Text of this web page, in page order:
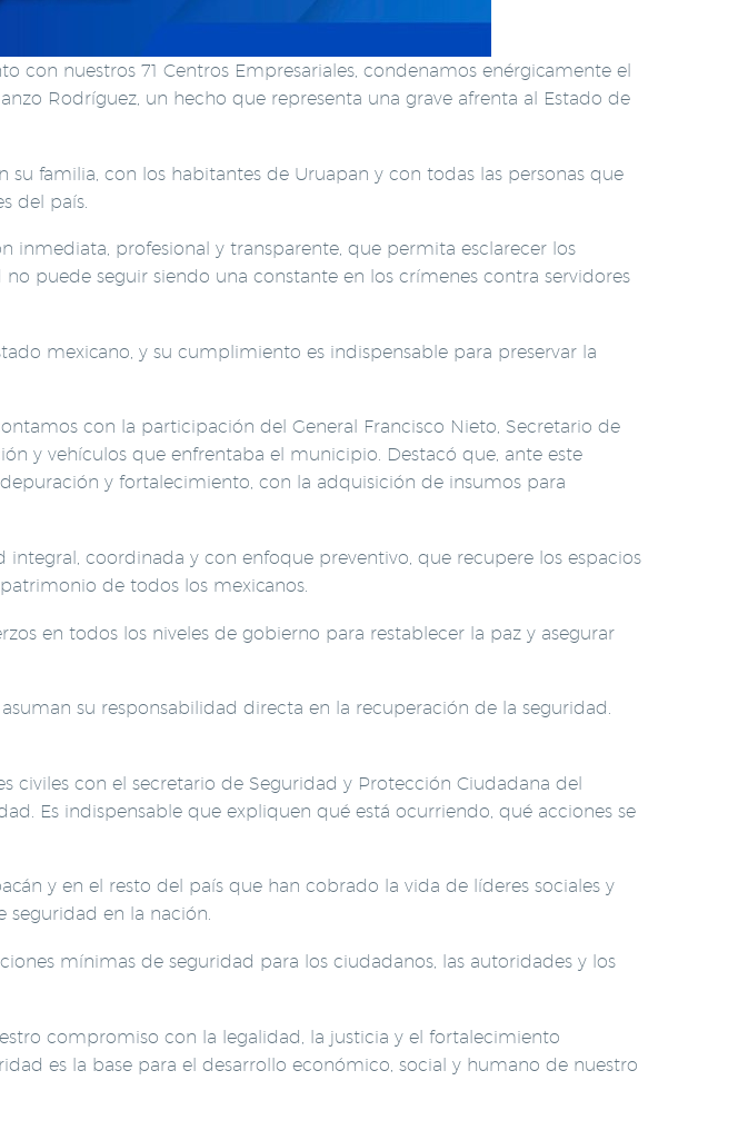
con nuestros 71 Centros Empresariales, condenamos enérgicamente el
Rodríguez, un hecho que representa una grave afrenta al Estado de
familia, con los habitantes de Uruapan y con todas las personas que
del país.
inmediata, profesional y transparente, que permita esclarecer los
puede seguir siendo una constante en los crímenes contra servidores
mexicano, y su cumplimiento es indispensable para preservar la
con la participación del General Francisco Nieto, Secretario de
y vehículos que enfrentaba el municipio. Destacó que, ante este
y fortalecimiento, con la adquisición de insumos para
coordinada y con enfoque preventivo, que recupere los espacios
de todos los mexicanos.
en todos los niveles de gobierno para restablecer la paz y asegurar
su responsabilidad directa en la recuperación de la seguridad.
con el secretario de Seguridad y Protección Ciudadana del
Es indispensable que expliquen qué está ocurriendo, qué acciones se
y en el resto del país que han cobrado la vida de líderes sociales y
seguridad en la nación.
mínimas de seguridad para los ciudadanos, las autoridades y los
compromiso con la legalidad, la justicia y el fortalecimiento
es la base para el desarrollo económico, social y humano de nuestro